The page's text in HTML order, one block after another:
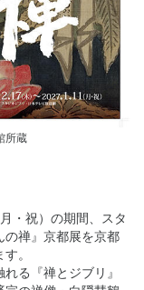
所蔵
・祝）の期間、スタ
の禅』京都展を京都
。
る『禅とジブリ』